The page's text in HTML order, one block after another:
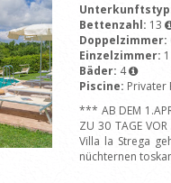
Bettenzahl: 13
Doppelzimmer:
Einzelzimmer: 1
Bäder: 4
Piscine: Privater
*** AB DEM
ZU 30 TAGE
Villa la Strega
nüchternen